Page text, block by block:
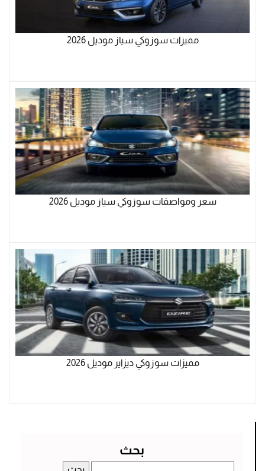
مميزات سوزوكي سياز موديل 2026
سعر ومواصفات سوزوكي سياز موديل 2026
مميزات سوزوكي ديزاير موديل 2026
بحث